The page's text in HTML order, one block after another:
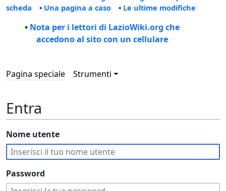
scheda • Una pagina a caso • Le ultime modifiche
• Nota per i lettori di LazioWiki.org che
accedono al sito con un cellulare
Pagina speciale Strumenti
Entra
Nome utente
Password